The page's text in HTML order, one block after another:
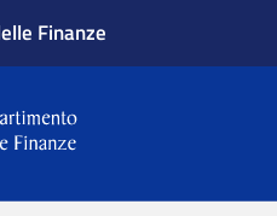
Finanze
Finanze